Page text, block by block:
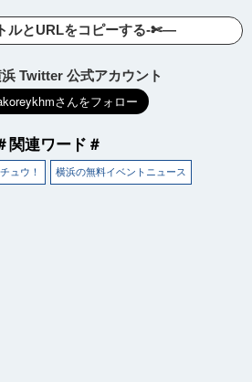
ルとURLをコピーする-✄—
Twitter 公式アカウント
関連ワード＃
ュウ！ 横浜の無料イベントニュース